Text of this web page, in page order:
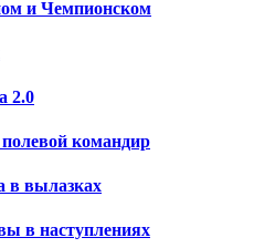
и Чемпионском
2.0
командир
в вылазках
в наступлениях